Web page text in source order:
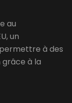
au
un
à des
à la